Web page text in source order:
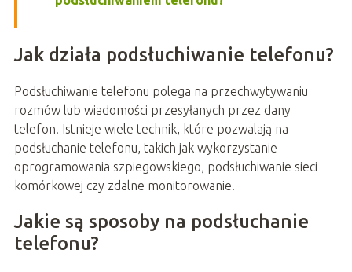
Jak działa podsłuchiwanie telefonu?
Podsłuchiwanie telefonu polega na przechwytywaniu
rozmów lub wiadomości przesyłanych przez dany
telefon. Istnieje wiele technik, które pozwalają na
podsłuchanie telefonu, takich jak wykorzystanie
oprogramowania szpiegowskiego, podsłuchiwanie sieci
komórkowej czy zdalne monitorowanie.
Jakie są sposoby na podsłuchanie
telefonu?